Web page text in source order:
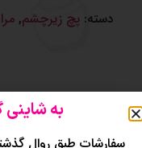
دسته: پچ زیرچشم,
به
سفارشات طبق روال